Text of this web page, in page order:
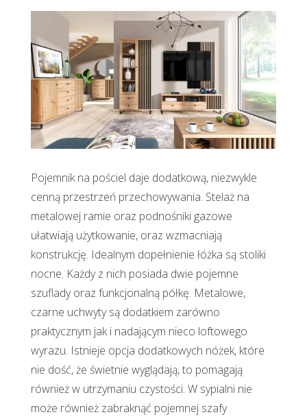
Pojemnik na pościel daje dodatkową, niezwykle
cenną przestrzeń przechowywania. Stelaż na
metalowej ramie oraz podnośniki gazowe
ułatwiają użytkowanie, oraz wzmacniają
konstrukcję. Idealnym dopełnienie łóżka są stoliki
nocne. Każdy z nich posiada dwie pojemne
szuflady oraz funkcjonalną półkę. Metalowe,
czarne uchwyty są dodatkiem zarówno
praktycznym jak i nadającym nieco loftowego
wyrazu. Istnieje opcja dodatkowych nóżek, które
nie dość, że świetnie wyglądają, to pomagają
również w utrzymaniu czystości. W sypialni nie
może również zabraknąć pojemnej szafy